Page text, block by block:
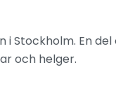
Stockholm. En
och helger.